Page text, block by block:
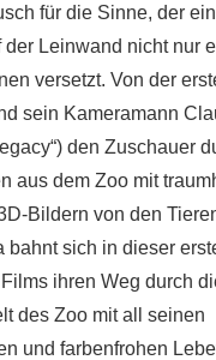
für die Sinne, der
Leinwand nicht nur
versetzt. Von der
sein Kameramann
den Zuschauer
aus dem Zoo mit
Bildern von den
bahnt sich in dieser
ihren Weg durch
des Zoo mit all seinen
und farbenfrohen